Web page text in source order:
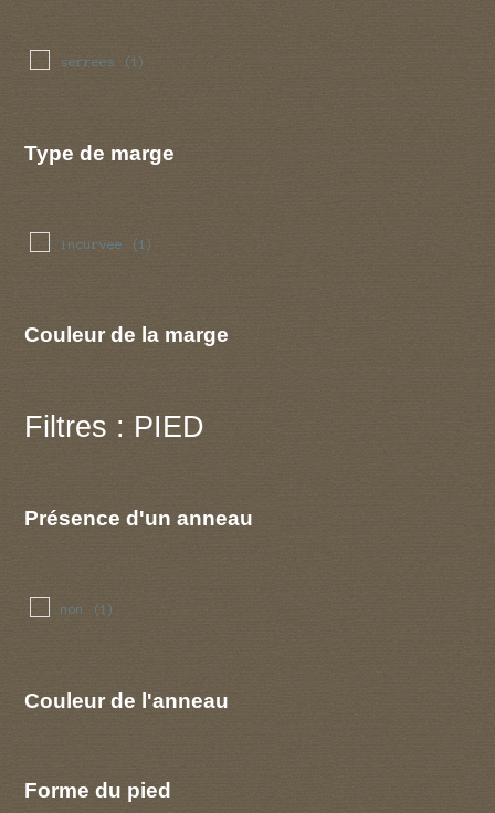
serrees (1)
Type de marge
incurvee (1)
Couleur de la marge
Filtres : PIED
Présence d'un anneau
non (1)
Couleur de l'anneau
Forme du pied